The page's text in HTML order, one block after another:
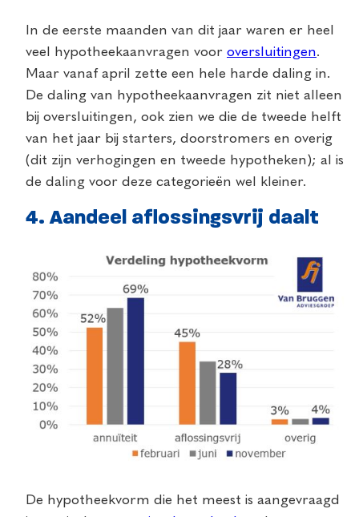
In de eerste maanden van dit jaar waren er heel
veel hypotheekaanvragen voor oversluitingen.
Maar vanaf april zette een hele harde daling in.
De daling van hypotheekaanvragen zit niet alleen
bij oversluitingen, ook zien we die de tweede helft
van het jaar bij starters, doorstromers en overig
(dit zijn verhogingen en tweede hypotheken); al is
de daling voor deze categorieën wel kleiner.
4. Aandeel aflossingsvrij daalt
De hypotheekvorm die het meest is aangevraagd